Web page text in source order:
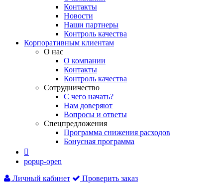
Контакты
Новости
Наши партнеры
Контроль качества
Корпоративным клиентам
О нас
О компании
Контакты
Контроль качества
Сотрудничество
С чего начать?
Нам доверяют
Вопросы и ответы
Спецпредложения
Программа снижения расходов
Бонусная программа

popup-open
Личный кабинет
Проверить заказ